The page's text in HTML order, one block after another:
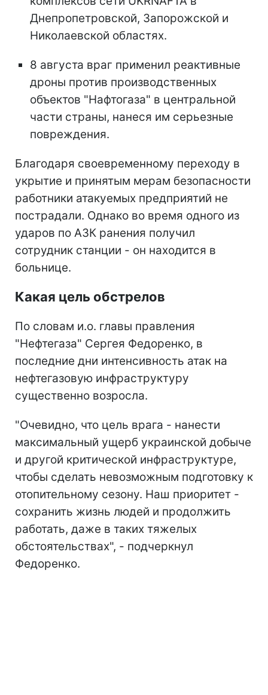
Днепропетровской, Запорожской и
Николаевской областях.
8 августа враг применил реактивные
дроны против производственных
объектов "Нафтогаза" в центральной
части страны, нанеся им серьезные
повреждения.
Благодаря своевременному переходу в
укрытие и принятым мерам безопасности
работники атакуемых предприятий не
пострадали. Однако во время одного из
ударов по АЗК ранения получил
сотрудник станции - он находится в
больнице.
Какая цель обстрелов
По словам и.о. главы правления
"Нефтегаза" Сергея Федоренко, в
последние дни интенсивность атак на
нефтегазовую инфраструктуру
существенно возросла.
"Очевидно, что цель врага - нанести
максимальный ущерб украинской добыче
и другой критической инфраструктуре,
чтобы сделать невозможным подготовку к
отопительному сезону. Наш приоритет -
сохранить жизнь людей и продолжить
работать, даже в таких тяжелых
обстоятельствах", - подчеркнул
Федоренко.